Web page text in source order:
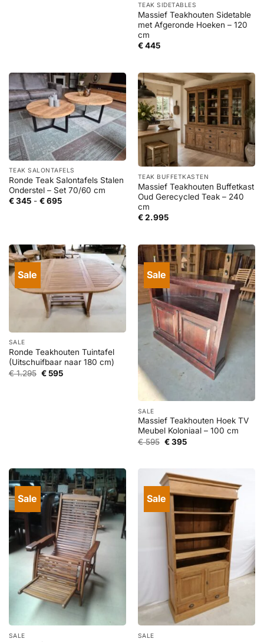
TEAK SIDETABLES
Massief Teakhouten Sidetable
met Afgeronde Hoeken – 120
cm
€445
TEAK SALONTAFELS
Ronde Teak Salontafels Stalen
Onderstel – Set 70/60 cm
€345 - €695Prijsklasse:
TEAK BUFFETKASTEN
Massief Teakhouten Buffetkast
Oud Gerecycled Teak – 240
cm
€2.995
Sale
SALE
Ronde Teakhouten Tuintafel
(Uitschuifbaar naar 180 cm)
€1.295 Oorspronkelijke
prijs
€595Huidige
Sale
SALE
Massief Teakhouten Hoek TV
Meubel Koloniaal – 100 cm
€595 Oorspronkelijke
€395Huidige
Sale
SALE
Sale
SALE